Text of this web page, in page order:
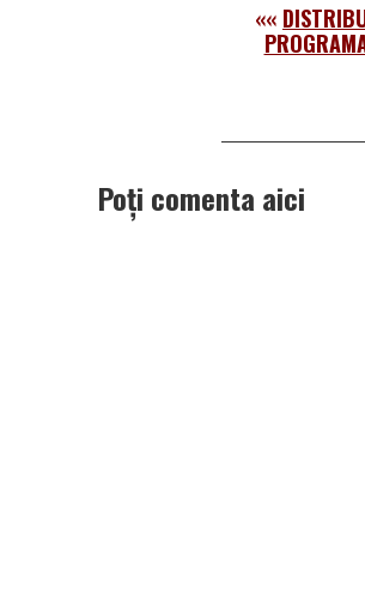
««
Poți comenta aici